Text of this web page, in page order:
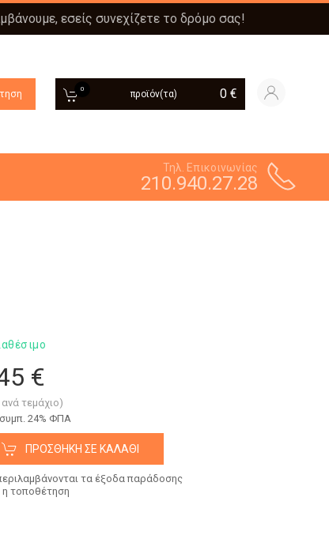
εσείς συνεχίζετε το δρόμο σας!
0 προϊόν(τα) 0 €
Τηλ. Επικοινωνίας
210.940.27.28
€
ανά τεμάχιο)
συμπ. 24% ΦΠΑ
ΠΡΟΣΘΉΚΗ ΣΕ ΚΑΛΆΘΙ
τα έξοδα παράδοσης
η τοποθέτηση